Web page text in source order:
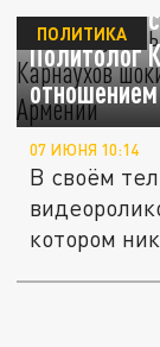
“Почему
Политолог
ПОЛИТИКА
07 ИЮНЯ 10:14
В своём
котором